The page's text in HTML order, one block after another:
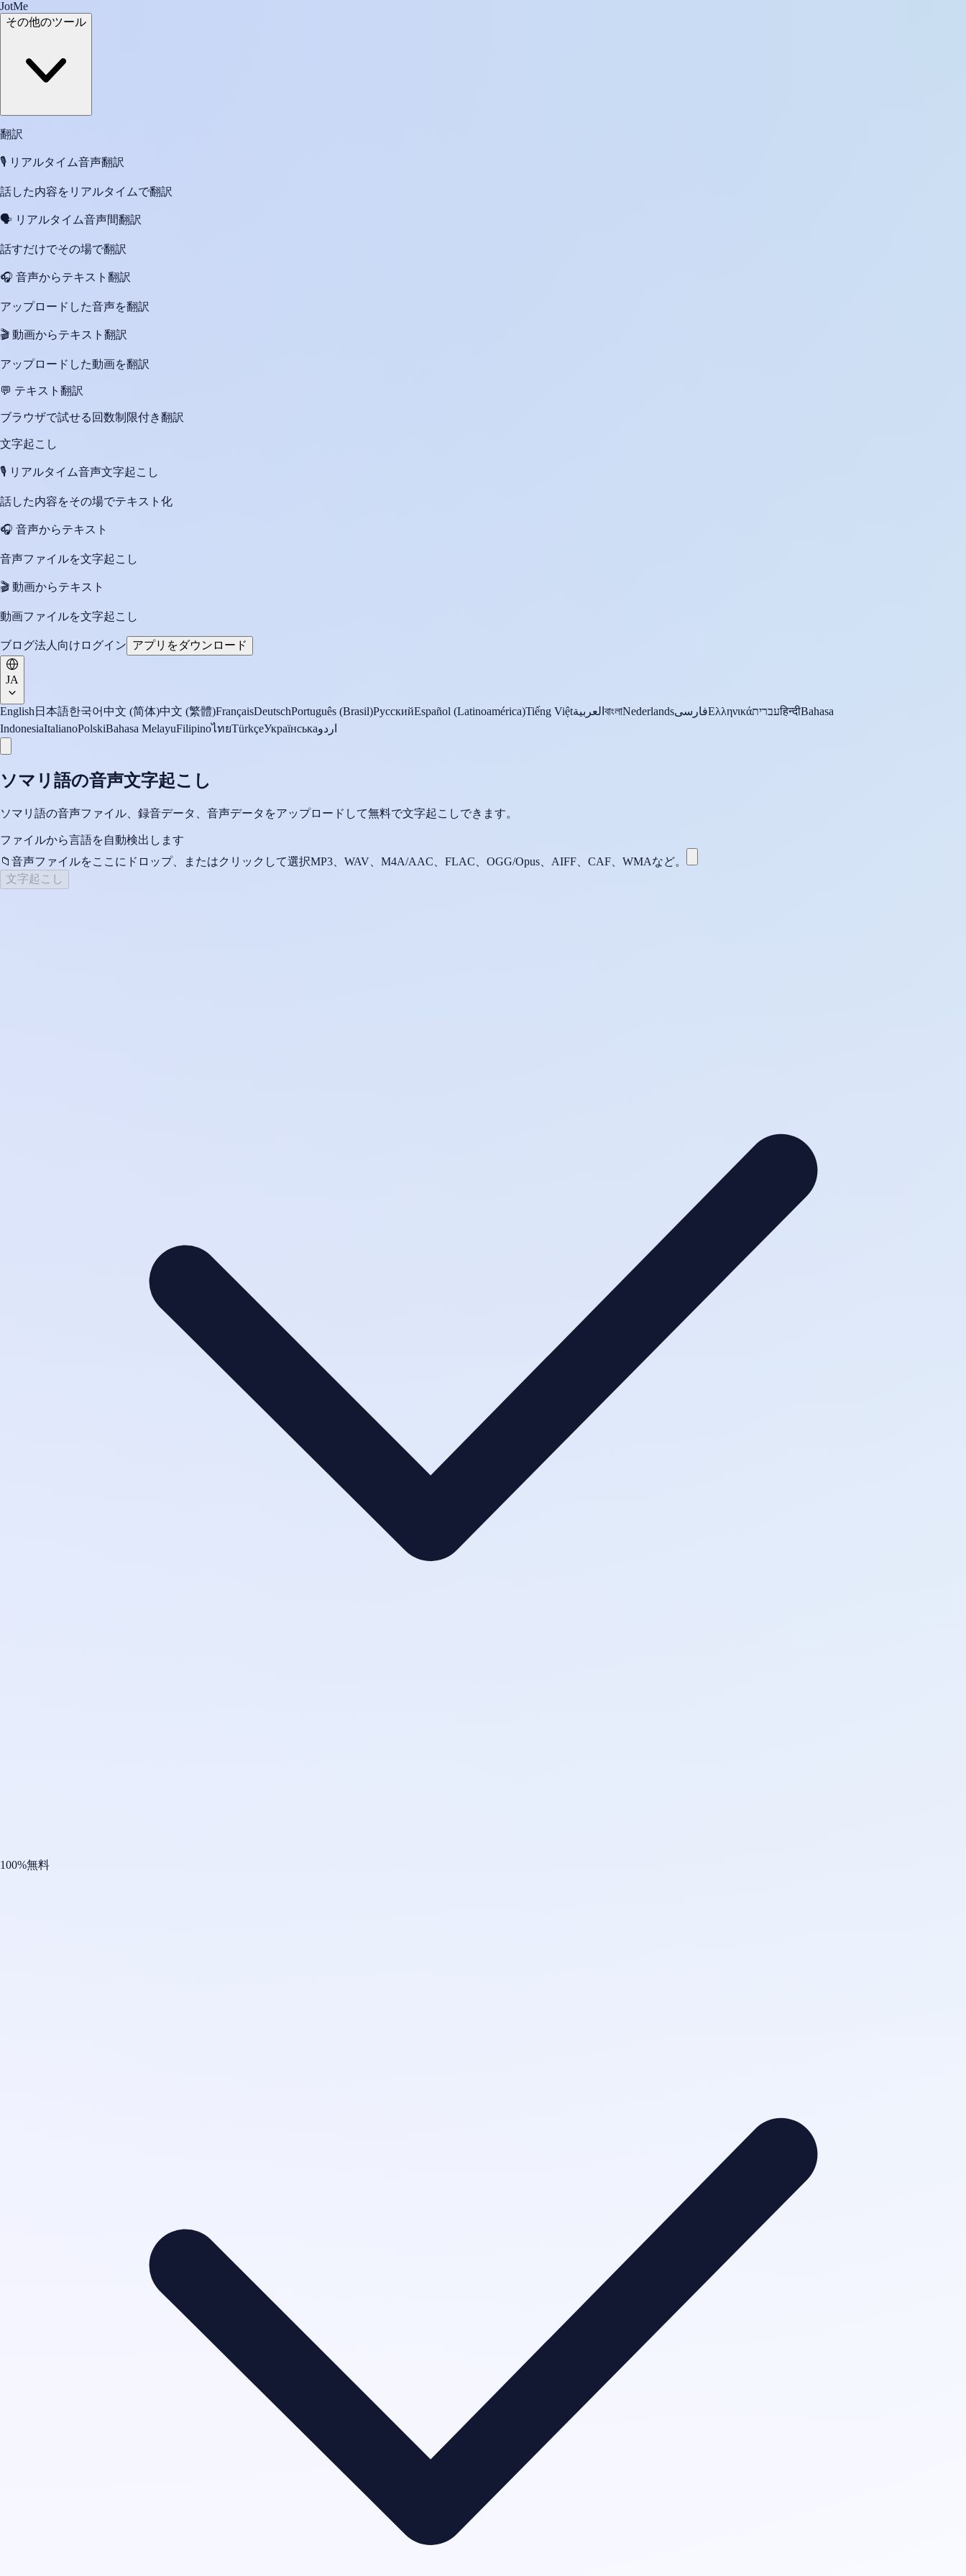
JotMe
その他のツール
翻訳
🎙️ リアルタイム音声翻訳
話した内容をリアルタイムで翻訳
🗣️ リアルタイム音声間翻訳
話すだけでその場で翻訳
🎧 音声からテキスト翻訳
アップロードした音声を翻訳
🎬 動画からテキスト翻訳
アップロードした動画を翻訳
💬 テキスト翻訳
ブラウザで試せる回数制限付き翻訳
文字起こし
🎙️ リアルタイム音声文字起こし
話した内容をその場でテキスト化
🎧 音声からテキスト
音声ファイルを文字起こし
🎬 動画からテキスト
動画ファイルを文字起こし
ブログ法人向け ログイン アプリをダウンロード
JA
English 日本語한국어中文 (简体)中文 (繁體)FrançaisDeutschPortuguês (Brasil)РусскийEspañol (Latinoamérica)Tiếng Việtالعربية বাংলাNederlandsفارسیΕλληνικάעבריתहिन्दीBahasa
IndonesiaItalianoPolskiBahasa MelayuFilipinoไทยTürkçeУкраїнськаاردو
ソマリ語の音声文字起こし
ソマリ語の音声ファイル、録音データ、音声データをアップロードして無料で文字起こしできます。
ファイルから言語を自動検出します
📁 音声ファイルをここにドロップ、またはクリックして選択MP3、WAV、M4A/AAC、FLAC、OGG/Opus、AIFF、CAF、WMAなど。
文字起こし
100%無料